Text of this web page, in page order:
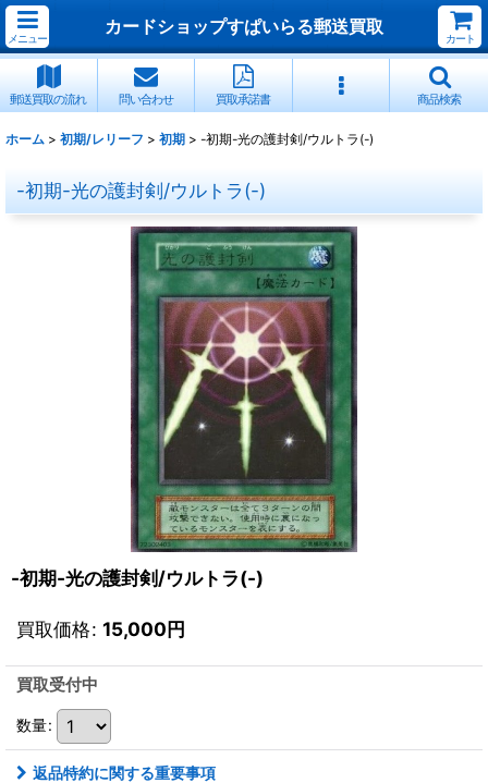
メニュー
カードショップすぱいらる郵送買取
カート
郵送買取の流れ 問い合わせ 買取承諾書 商品検索
ホーム > 初期/レリーフ > 初期 > -初期-光の護封剣/ウルトラ(-)
-初期-光の護封剣/ウルトラ(-)
-初期-光の護封剣/ウルトラ(-)
買取価格: 15,000円
買取受付中
数量:
返品特約に関する重要事項